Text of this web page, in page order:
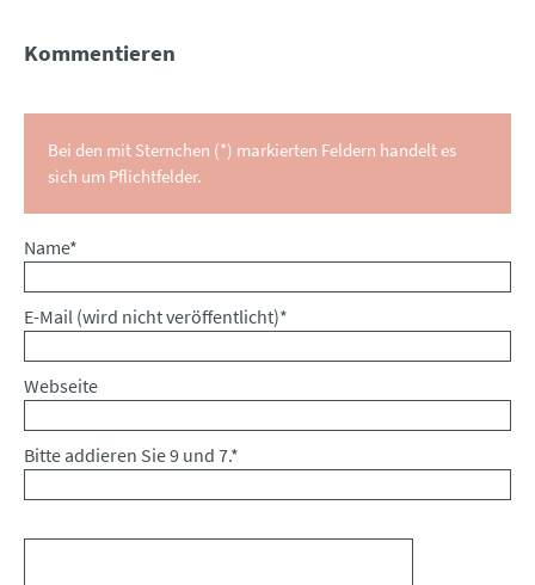
Kommentieren
Bei den mit Sternchen (*) markierten Feldern handelt es
sich um Pflichtfelder.
Pflichtfeld
Name*
Pflichtfeld
E-Mail (wird nicht veröffentlicht)*
Webseite
Bitte addieren Sie 9 und 7.*